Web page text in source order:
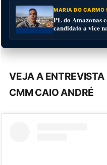
MARIA DO CARMO
PL do Amazonas
candidato a vice
VEJA A ENTREVISTA
CMM CAIO ANDRÉ